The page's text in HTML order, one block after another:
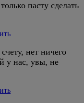
пасту сделать
нет ничего
у нас, увы, не